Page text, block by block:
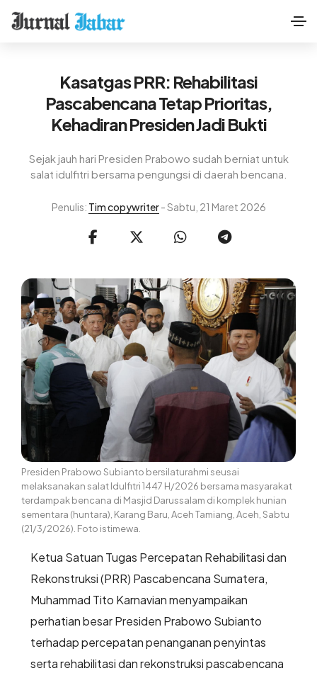
Kasatgas PRR: Rehabilitasi
Pascabencana Tetap Prioritas,
Kehadiran Presiden Jadi Bukti
Sejak jauh hari Presiden Prabowo sudah berniat untuk
salat idulfitri bersama pengungsi di daerah bencana.
Penulis: Tim copywriter- Sabtu, 21 Maret 2026
Presiden Prabowo Subianto bersilaturahmi seusai
melaksanakan salat Idulfitri 1447 H/2026 bersama masyarakat
terdampak bencana di Masjid Darussalam di komplek hunian
sementara (huntara), Karang Baru, Aceh Tamiang, Aceh, Sabtu
(21/3/2026). Foto istimewa.
Ketua Satuan Tugas Percepatan Rehabilitasi dan
Rekonstruksi (PRR) Pascabencana Sumatera,
Muhammad Tito Karnavian menyampaikan
perhatian besar Presiden Prabowo Subianto
terhadap percepatan penanganan penyintas
serta rehabilitasi dan rekonstruksi pascabencana